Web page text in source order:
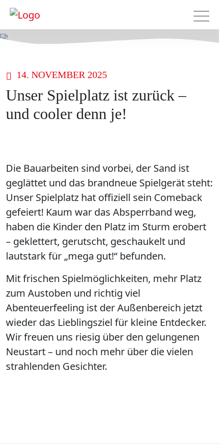
14. NOVEMBER 2025
Unser Spielplatz ist zurück –
und cooler denn je!
Die Bauarbeiten sind vorbei, der Sand ist
geglättet und das brandneue Spielgerät steht:
Unser Spielplatz hat offiziell sein Comeback
gefeiert! Kaum war das Absperrband weg,
haben die Kinder den Platz im Sturm erobert
– geklettert, gerutscht, geschaukelt und
lautstark für „mega gut!“ befunden.
Mit frischen Spielmöglichkeiten, mehr Platz
zum Austoben und richtig viel
Abenteuerfeeling ist der Außenbereich jetzt
wieder das Lieblingsziel für kleine Entdecker.
Wir freuen uns riesig über den gelungenen
Neustart – und noch mehr über die vielen
strahlenden Gesichter.